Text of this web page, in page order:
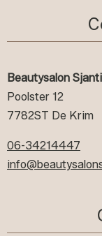
Beautysalon
Poolster 12
7782ST De Krim
06-34214447